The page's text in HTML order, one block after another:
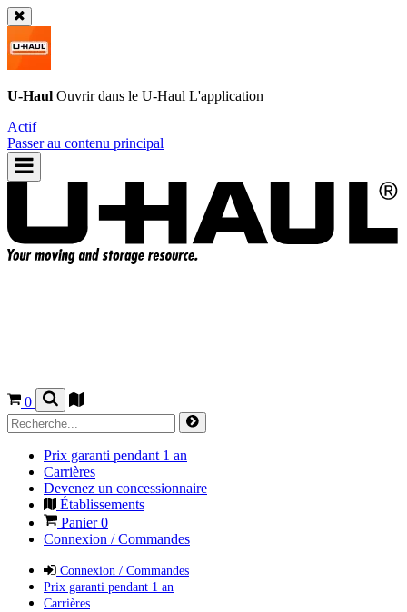
U-Haul Ouvrir dans le U-Haul L'application
Actif
Passer au contenu principal
0
Prix garanti pendant 1 an
Carrières
Devenez un concessionnaire
Établissements
Panier0
Connexion / Commandes
Connexion / Commandes
Prix garanti pendant 1 an
Carrières